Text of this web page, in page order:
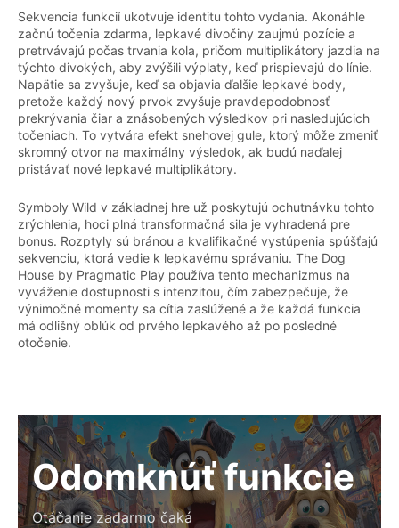
Sekvencia funkcií ukotvuje identitu tohto vydania. Akonáhle
začnú točenia zdarma, lepkavé divočiny zaujmú pozície a
pretrvávajú počas trvania kola, pričom multiplikátory jazdia na
týchto divokých, aby zvýšili výplaty, keď prispievajú do línie.
Napätie sa zvyšuje, keď sa objavia ďalšie lepkavé body,
pretože každý nový prvok zvyšuje pravdepodobnosť
prekrývania čiar a znásobených výsledkov pri nasledujúcich
točeniach. To vytvára efekt snehovej gule, ktorý môže zmeniť
skromný otvor na maximálny výsledok, ak budú naďalej
pristávať nové lepkavé multiplikátory.
Symboly Wild v základnej hre už poskytujú ochutnávku tohto
zrýchlenia, hoci plná transformačná sila je vyhradená pre
bonus. Rozptyly sú bránou a kvalifikačné vystúpenia spúšťajú
sekvenciu, ktorá vedie k lepkavému správaniu. The Dog
House by Pragmatic Play používa tento mechanizmus na
vyváženie dostupnosti s intenzitou, čím zabezpečuje, že
výnimočné momenty sa cítia zaslúžené a že každá funkcia
má odlišný oblúk od prvého lepkavého až po posledné
otočenie.
Odomknúť funkcie
Otáčanie zadarmo čaká